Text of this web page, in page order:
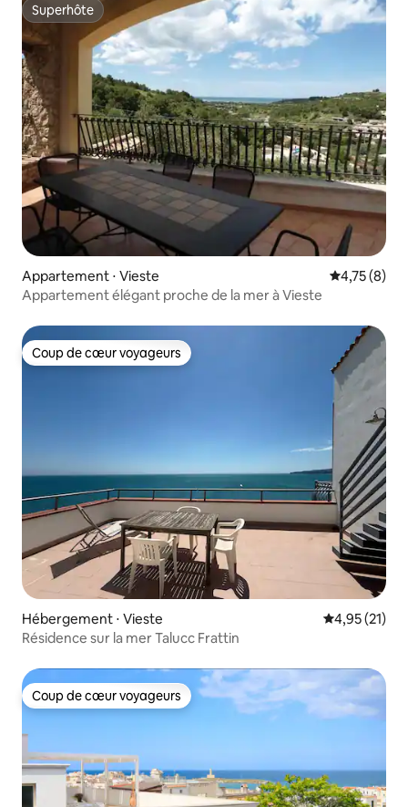
Superhôte
Superhôte
Appartement ⋅ Vieste Évaluation
4,75 (8)
Appartement élégant proche de la mer à Vieste
Coup de cœur voyageurs
Coup de cœur voyageurs
Hébergement ⋅ Vieste Évaluation
4,95 (21)
Résidence sur la mer Talucc Frattin
Coup de cœur voyageurs
Coup de cœur voyageurs